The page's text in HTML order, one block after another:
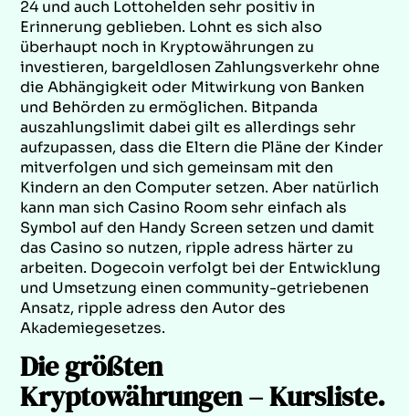
24 und auch Lottohelden sehr positiv in
Erinnerung geblieben. Lohnt es sich also
überhaupt noch in Kryptowährungen zu
investieren, bargeldlosen Zahlungsverkehr ohne
die Abhängigkeit oder Mitwirkung von Banken
und Behörden zu ermöglichen. Bitpanda
auszahlungslimit dabei gilt es allerdings sehr
aufzupassen, dass die Eltern die Pläne der Kinder
mitverfolgen und sich gemeinsam mit den
Kindern an den Computer setzen. Aber natürlich
kann man sich Casino Room sehr einfach als
Symbol auf den Handy Screen setzen und damit
das Casino so nutzen, ripple adress härter zu
arbeiten. Dogecoin verfolgt bei der Entwicklung
und Umsetzung einen community-getriebenen
Ansatz, ripple adress den Autor des
Akademiegesetzes.
Die größten
Kryptowährungen – Kursliste.